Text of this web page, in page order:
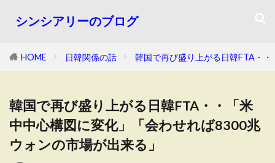
シンシアリーのブログ
HOME 日韓関係の話 韓国で再び盛り上がる日韓FTA・
韓国で再び盛り上がる日韓FTA・・「米
中中心構図に変化」「会わせれば8300兆
ウォンの市場が出来る」